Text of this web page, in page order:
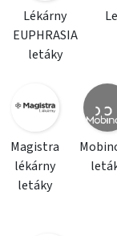
Lékárny
EUPHRASIA
letáky
Magistra
lékárny
letáky